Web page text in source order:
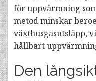
för uppvärmning
metod minskar
växthusgasutsläpp,
hållbart
Den